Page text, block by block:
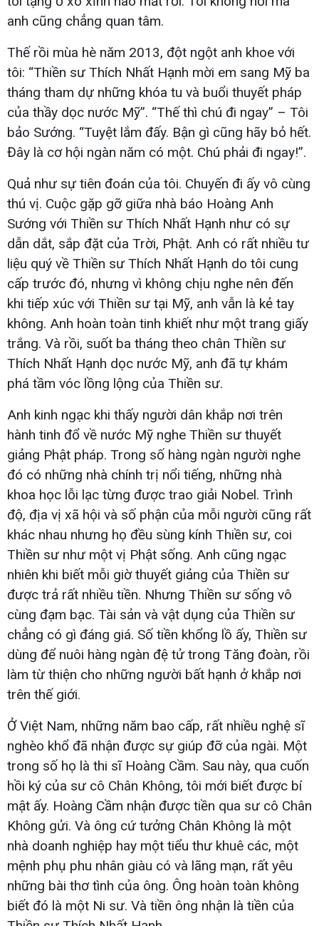
anh cũng chẳng quan tâm.
Thế rồi mùa hè năm 2013, đột ngột anh khoe với
tôi: “Thiền sư Thích Nhất Hạnh mời em sang Mỹ ba
tháng tham dự những khóa tu và buổi thuyết pháp
của thầy dọc nước Mỹ”. “Thế thì chú đi ngay” – Tôi
bảo Sướng. “Tuyệt lắm đấy. Bận gì cũng hãy bỏ hết.
Đây là cơ hội ngàn năm có một. Chú phải đi ngay!”.
Quả như sự tiên đoán của tôi. Chuyến đi ấy vô cùng
thú vị. Cuộc gặp gỡ giữa nhà báo Hoàng Anh
Sướng với Thiền sư Thích Nhất Hạnh như có sự
dẫn dắt, sắp đặt của Trời, Phật. Anh có rất nhiều tư
liệu quý về Thiền sư Thích Nhất Hạnh do tôi cung
cấp trước đó, nhưng vì không chịu nghe nên đến
khi tiếp xúc với Thiền sư tại Mỹ, anh vẫn là kẻ tay
không. Anh hoàn toàn tinh khiết như một trang giấy
trắng. Và rồi, suốt ba tháng theo chân Thiền sư
Thích Nhất Hạnh dọc nước Mỹ, anh đã tự khám
phá tầm vóc lồng lộng của Thiền sư.
Anh kinh ngạc khi thấy người dân khắp nơi trên
hành tinh đổ về nước Mỹ nghe Thiền sư thuyết
giảng Phật pháp. Trong số hàng ngàn người nghe
đó có những nhà chính trị nổi tiếng, những nhà
khoa học lỗi lạc từng được trao giải Nobel. Trình
độ, địa vị xã hội và số phận của mỗi người cũng rất
khác nhau nhưng họ đều sùng kính Thiền sư, coi
Thiền sư như một vị Phật sống. Anh cũng ngạc
nhiên khi biết mỗi giờ thuyết giảng của Thiền sư
được trả rất nhiều tiền. Nhưng Thiền sư sống vô
cùng đạm bạc. Tài sản và vật dụng của Thiền sư
chẳng có gì đáng giá. Số tiền khổng lồ ấy, Thiền sư
dùng để nuôi hàng ngàn đệ tử trong Tăng đoàn, rồi
làm từ thiện cho những người bất hạnh ở khắp nơi
trên thế giới.
Ở Việt Nam, những năm bao cấp, rất nhiều nghệ sĩ
nghèo khổ đã nhận được sự giúp đỡ của ngài. Một
trong số họ là thi sĩ Hoàng Cầm. Sau này, qua cuốn
hồi ký của sư cô Chân Không, tôi mới biết được bí
mật ấy. Hoàng Cầm nhận được tiền qua sư cô Chân
Không gửi. Và ông cứ tưởng Chân Không là một
nhà doanh nghiệp hay một tiểu thư khuê các, một
mệnh phụ phu nhân giàu có và lãng mạn, rất yêu
những bài thơ tình của ông. Ông hoàn toàn không
biết đó là một Ni sư. Và tiền ông nhận là tiền của